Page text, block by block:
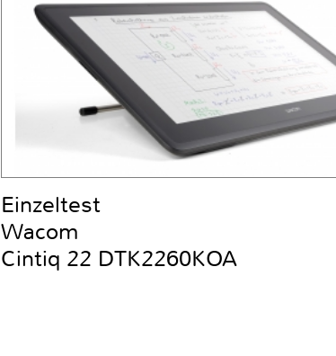
Einzeltest
Wacom
Cintiq 22 DTK2260KOA